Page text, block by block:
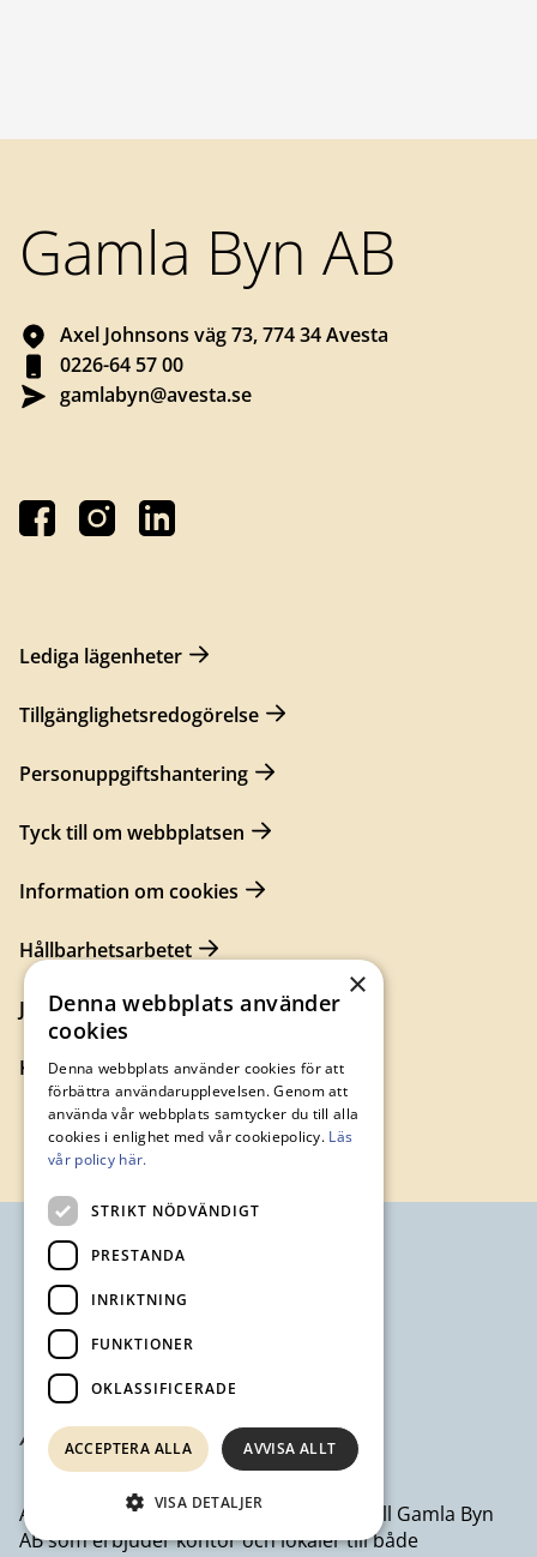
Gamla Byn AB
Axel Johnsons väg 73, 774 34 Avesta
0226-64 57 00
gamlabyn@avesta.se
Lediga lägenheter
Tillgänglighetsredogörelse
Personuppgiftshantering
Tyck till om webbplatsen
Information om cookies
Hållbarhetsarbetet
Jobba hos oss
Kontakta oss
Avesta Industristad AB ett dotterbolag till Gamla Byn
AB som erbjuder kontor och lokaler till både
×
Denna webbplats använder
cookies
Denna webbplats använder cookies för att
förbättra användarupplevelsen. Genom att
använda vår webbplats samtycker du till alla
cookies i enlighet med vår cookiepolicy. Läs
vår policy här.
STRIKT NÖDVÄNDIGT
PRESTANDA
INRIKTNING
FUNKTIONER
OKLASSIFICERADE
ACCEPTERA ALLA AVVISA ALLT
VISA DETALJER